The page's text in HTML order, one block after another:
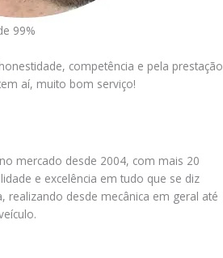
99%
competência e pela prestação
aí, muito bom serviço!
mercado desde 2004, com mais 20
e excelência em tudo que se diz
realizando desde mecânica em geral até